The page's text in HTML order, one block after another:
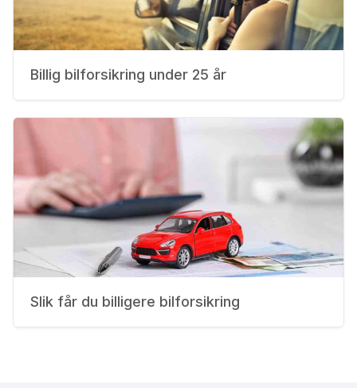
Billig bilforsikring under 25 år
Slik får du billigere bilforsikring